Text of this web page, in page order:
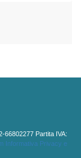
66802277 Partita IVA:
Informativa Privacy e